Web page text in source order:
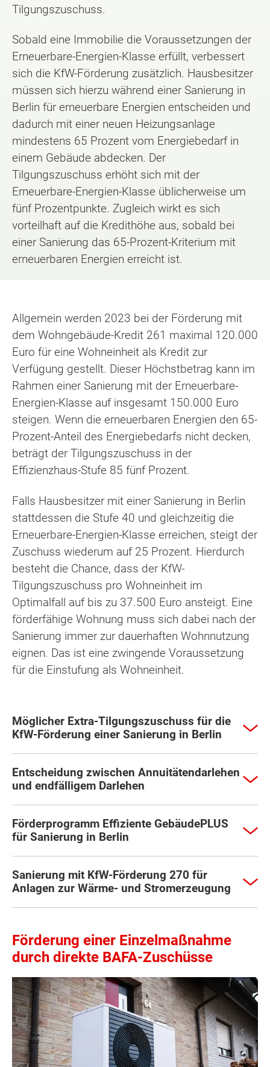
Tilgungszuschuss.
Sobald eine Immobilie die Voraussetzungen der
Erneuerbare-Energien-Klasse erfüllt, verbessert
sich die KfW-Förderung zusätzlich. Hausbesitzer
müssen sich hierzu während einer Sanierung in
Berlin für erneuerbare Energien entscheiden und
dadurch mit einer neuen Heizungsanlage
mindestens 65 Prozent vom Energiebedarf in
einem Gebäude abdecken. Der
Tilgungszuschuss erhöht sich mit der
Erneuerbare-Energien-Klasse üblicherweise um
fünf Prozentpunkte. Zugleich wirkt es sich
vorteilhaft auf die Kredithöhe aus, sobald bei
einer Sanierung das 65-Prozent-Kriterium mit
erneuerbaren Energien erreicht ist.
Allgemein werden 2023 bei der Förderung mit
dem Wohngebäude-Kredit 261 maximal 120.000
Euro für eine Wohneinheit als Kredit zur
Verfügung gestellt. Dieser Höchstbetrag kann im
Rahmen einer Sanierung mit der Erneuerbare-
Energien-Klasse auf insgesamt 150.000 Euro
steigen. Wenn die erneuerbaren Energien den 65-
Prozent-Anteil des Energiebedarfs nicht decken,
beträgt der Tilgungszuschuss in der
Effizienzhaus-Stufe 85 fünf Prozent.
Falls Hausbesitzer mit einer Sanierung in Berlin
stattdessen die Stufe 40 und gleichzeitig die
Erneuerbare-Energien-Klasse erreichen, steigt der
Zuschuss wiederum auf 25 Prozent. Hierdurch
besteht die Chance, dass der KfW-
Tilgungszuschuss pro Wohneinheit im
Optimalfall auf bis zu 37.500 Euro ansteigt. Eine
förderfähige Wohnung muss sich dabei nach der
Sanierung immer zur dauerhaften Wohnnutzung
eignen. Das ist eine zwingende Voraussetzung
für die Einstufung als Wohneinheit.
Möglicher Extra-Tilgungszuschuss für die
KfW-Förderung einer Sanierung in Berlin
Entscheidung zwischen Annuitätendarlehen
und endfälligem Darlehen
Förderprogramm Effiziente GebäudePLUS
für Sanierung in Berlin
Sanierung mit KfW-Förderung 270 für
Anlagen zur Wärme- und Stromerzeugung
Förderung einer Einzelmaßnahme
durch direkte BAFA-Zuschüsse